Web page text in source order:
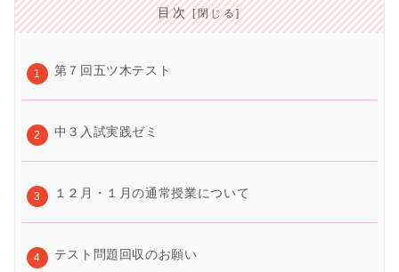
目次
第７回五ツ木テスト
中３入試実践ゼミ
１２月・１月の通常授業について
テスト問題回収のお願い